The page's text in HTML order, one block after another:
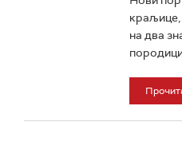
краљице,
на два